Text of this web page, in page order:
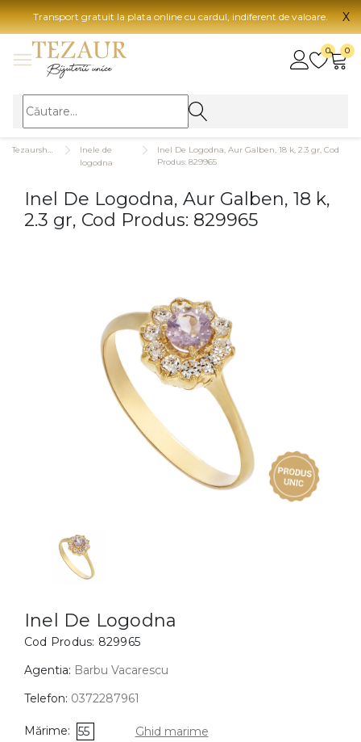
Transport gratuit la plata online cu cardul, indiferent de valoare. X
0 0
BIJUTERII
BIJUTERII FEMEI
Inele
Bratari
Coliere
BIJUTERII COPII
Cercei
Bratari
Coliere
Lanturi
Pandantive
Inele de
logodna
Inel De Logodna, Aur Galben, 18 k, 2.3 gr, Cod
Produs: 829965
Inel De Logodna, Aur Galben, 18 k,
2.3 gr, Cod Produs: 829965
Inel De Logodna
Cod Produs: 829965
Agentia: Barbu Vacarescu
Telefon: 0372287961
Mărime: 55 Ghid marime